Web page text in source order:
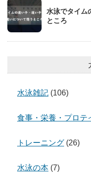
水泳でタイム
ところ
水泳雑記 (106)
食事・栄養・プロテ
トレーニング (26)
水泳の本 (7)